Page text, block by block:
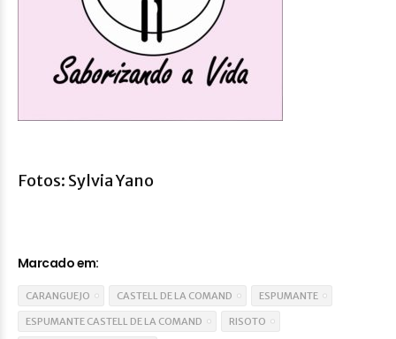
Fotos: Sylvia Yano
Marcado em:
CARANGUEJO CASTELL DE LA COMAND ESPUMANTE
ESPUMANTE CASTELL DE LA COMAND RISOTO